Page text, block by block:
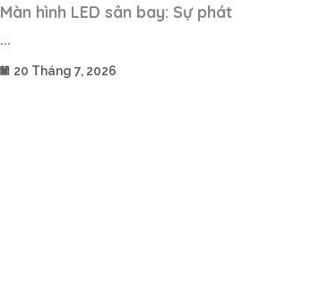
Màn hình LED sân bay: Sự phát
...
20 Tháng 7, 2026